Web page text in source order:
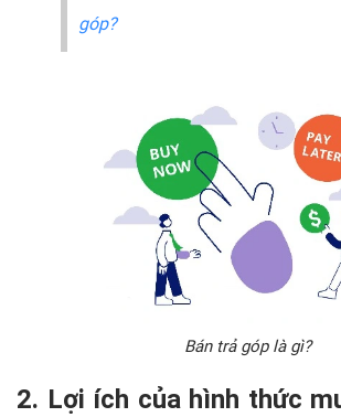
góp?
Bán trả góp là gì?
2. Lợi ích của hình thức